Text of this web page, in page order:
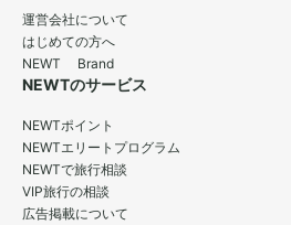
運営会社について
はじめての方へ
NEWT Brand
NEWTのサービス
NEWTポイント
NEWTエリートプログラム
NEWTで旅行相談
VIP旅行の相談
広告掲載について